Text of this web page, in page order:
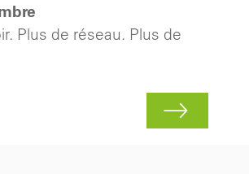
Plus de réseau. Plus de